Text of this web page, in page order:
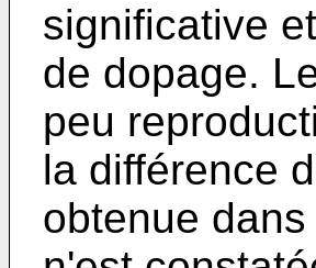
significative
de dopage.
peu
la différence
obtenue